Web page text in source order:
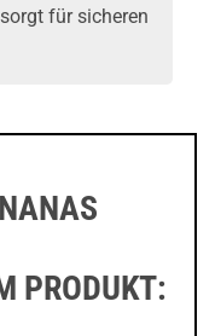
für sicheren
PRODUKT: